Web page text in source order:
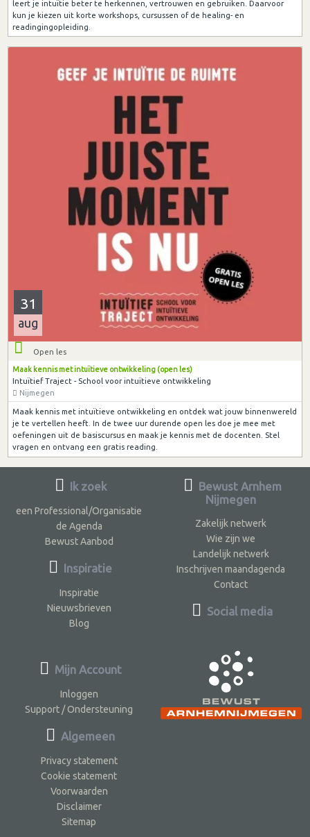
leert je intuïtie beter te herkennen, vertrouwen en gebruiken. Daarvoor
kun je kiezen uit korte workshops, cursussen of de healing- en
readingingopleiding.
31
aug
Open les
Maak kennis met intuïtieve ontwikkeling (open les)
Intuïtief Traject - School voor intuïtieve ontwikkeling
Nijmegen
Maak kennis met intuïtieve ontwikkeling en ontdek wat jouw binnenwereld
je te vertellen heeft. In de twee uur durende open les doe je mee met
oefeningen uit de basiscursus en maak je kennis met de docenten. Stel
vragen en ontvang een gratis reading.
Ik zoek
een Professional/Organisatie
de Agenda
Bewust Aanbod
Inspiratie
Inspiratie
Nieuwsbrieven
Blog
Bewust Arnhem
Nijmegen
Zakelijk netwerk
Wie zijn we
Landelijk netwerk
Inschrijven maandagenda
Contact
Social media
Mijn Account
Inloggen
Support / Ondersteuning
Algemeen
Privacy statement
Cookie statement
Voorwaarden
Disclaimer
Sitemap